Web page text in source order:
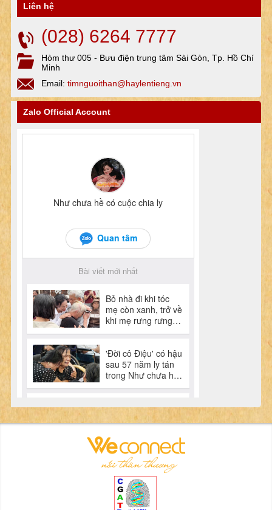
Liên hệ
(028) 6264 7777
Hòm thư 005 - Bưu điện trung tâm Sài Gòn, Tp. Hồ Chí
Minh
Email: timnguoithan@haylentieng.vn
Zalo Official Account